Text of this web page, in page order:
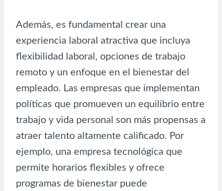
Además, es fundamental crear una
experiencia laboral atractiva que incluya
flexibilidad laboral, opciones de trabajo
remoto y un enfoque en el bienestar del
empleado. Las empresas que implementan
políticas que promueven un equilibrio entre
trabajo y vida personal son más propensas a
atraer talento altamente calificado. Por
ejemplo, una empresa tecnológica que
permite horarios flexibles y ofrece
programas de bienestar puede